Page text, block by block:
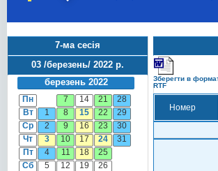
7-ма сесія
03 /березень/ 2022 р.
березень 2022
Пн 7 14 21
28
Вт
1 8 15 22
29
Ср
2 9 16 23
30
Чт
3 10 17 24
31
Пт
4 11 18
25
Сб
5 12 19
26
Зберегти в
RTF
Номер